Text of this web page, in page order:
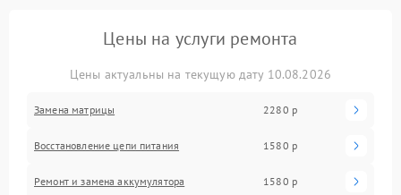
Цены на услуги ремонта
Цены актуальны на текущую дату 10.08.2026
Замена матрицы 2280 р
Восстановление цепи питания 1580 р
Ремонт и замена аккумулятора 1580 р